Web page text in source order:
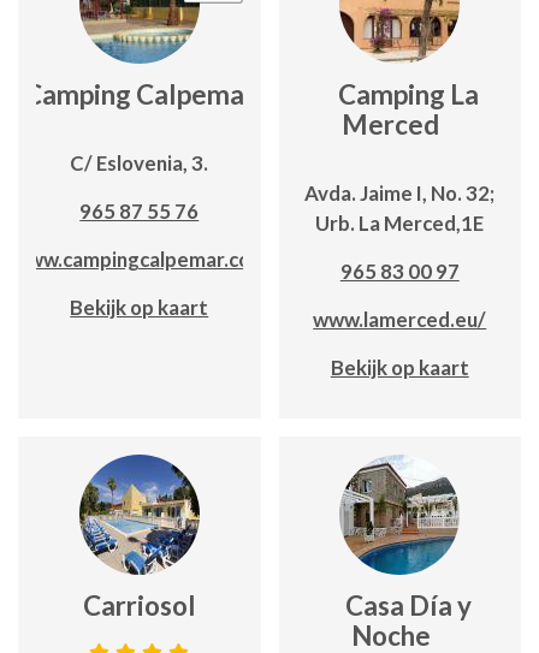
Camping Calpemar
C/ Eslovenia, 3.
965 87 55 76
www.campingcalpemar.com
Bekijk op kaart
Camping La
Merced
Avda. Jaime I, No. 32;
Urb. La Merced,1E
965 83 00 97
www.lamerced.eu/
Bekijk op kaart
Carriosol
Casa Día y
Noche